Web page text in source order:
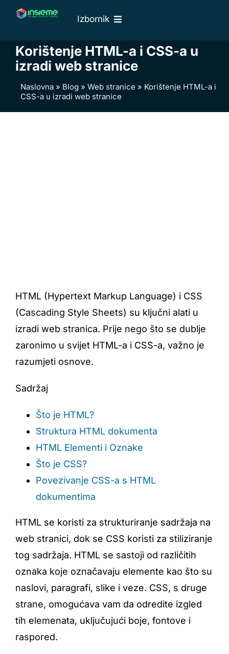
Skip
Izbornik
O nama
Web usluge
Korištenje HTML-a i CSS-a u
izradi web stranice
Naslovna » Blog » Web stranice » Korištenje HTML-a i
CSS-a u izradi web stranice
HTML (Hypertext Markup Language) i CSS
(Cascading Style Sheets) su ključni alati u
izradi web stranica. Prije nego što se dublje
zaronimo u svijet HTML-a i CSS-a, važno je
razumjeti osnove.
Sadržaj
Što je HTML?
Struktura HTML dokumenta
HTML Elementi i Oznake
Što je CSS?
Povezivanje CSS-a s HTML
dokumentima
HTML se koristi za strukturiranje sadržaja na
web stranici, dok se CSS koristi za stiliziranje
tog sadržaja. HTML se sastoji od različitih
oznaka koje označavaju elemente kao što su
naslovi, paragrafi, slike i veze. CSS, s druge
strane, omogućava vam da odredite izgled
tih elemenata, uključujući boje, fontove i
raspored.